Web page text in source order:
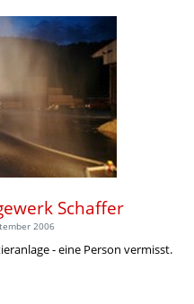
Schaffer
2006
- eine Person vermisst.